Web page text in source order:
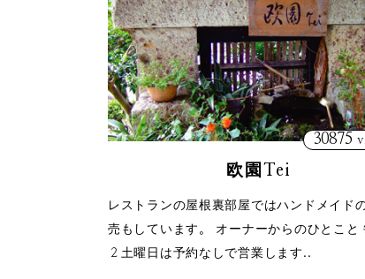
30875
欧園Tei
レストランの屋根裏部屋ではハンドメイド
売もしています。 オーナーからのひとこと
２土曜日は予約なしで営業します..